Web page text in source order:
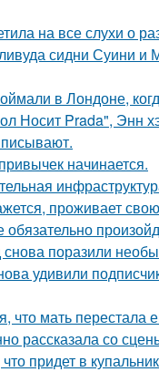
на все слухи о
сидни Суини
в Лондоне,
Носит Prada", Энн
начинается.
проживает
поразили
удивили
мать перестала
рассказала со
придет в